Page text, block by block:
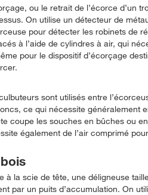
ou le retrait de l’écorce d’un
On utilise un détecteur de
pour détecter les robinets de
à l’aide de cylindres à air, qui
pour le dispositif d’écorçage
sont utilisés entre
ce qui nécessite généralement
coupe les souches en bûches ou
également de l’air comprimé
à la scie de tête, une déligneuse
par un puits d’accumulation. On